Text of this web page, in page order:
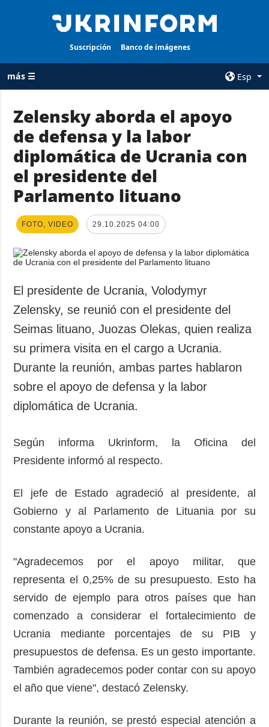
Suscripción Banco de imágenes
más ☰
Esp
TODAS LAS
CATEGORÍAS
Guerra
Reconstrucción
de Ucrania
Política
Economía
Defensa
Cultura
Deportes
Crimen
Desastres y
emergencias
AGENCIA
sobre la agencia
condiciones de
suscripción
servicios
privacidad y
protección de
ADICIONAL
Podcasts
Entrevistas
Fotos
Releases
SERVICIOS
imágenes
Zelensky aborda el apoyo
de defensa y la labor
diplomática de Ucrania con
el presidente del
Parlamento lituano
FOTO, VIDEO 29.10.2025 04:00
El presidente de Ucrania, Volodymyr
Zelensky, se reunió con el presidente del
Seimas lituano, Juozas Olekas, quien realiza
su primera visita en el cargo a Ucrania.
Durante la reunión, ambas partes hablaron
sobre el apoyo de defensa y la labor
diplomática de Ucrania.
Según informa Ukrinform, la Oficina del
Presidente informó al respecto.
El jefe de Estado agradeció al presidente, al
Gobierno y al Parlamento de Lituania por su
constante apoyo a Ucrania.
"Agradecemos por el apoyo militar, que
representa el 0,25% de su presupuesto. Esto ha
servido de ejemplo para otros países que han
comenzado a considerar el fortalecimiento de
Ucrania mediante porcentajes de su PIB y
presupuestos de defensa. Es un gesto importante.
También agradecemos poder contar con su apoyo
el año que viene", destacó Zelensky.
Durante la reunión, se prestó especial atención a